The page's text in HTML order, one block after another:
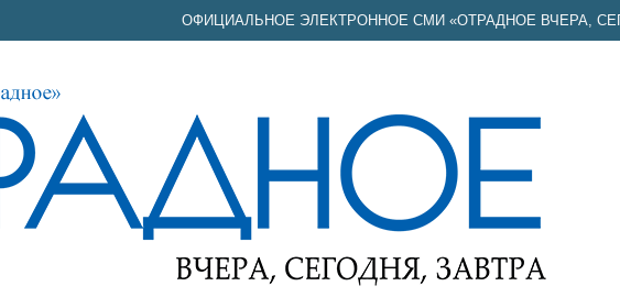
ОФИЦИАЛЬНОЕ ЭЛЕКТРОННОЕ СМИ «ОТРАДНОЕ ВЧЕРА,